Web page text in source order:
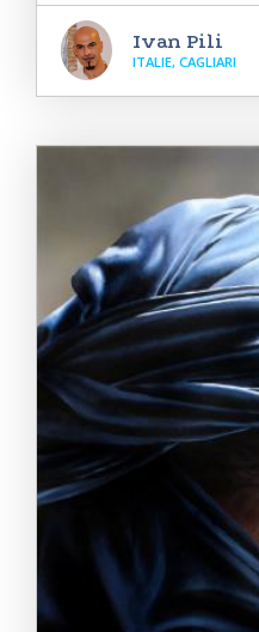
Ivan Pili
ITALIE, CAGLIARI